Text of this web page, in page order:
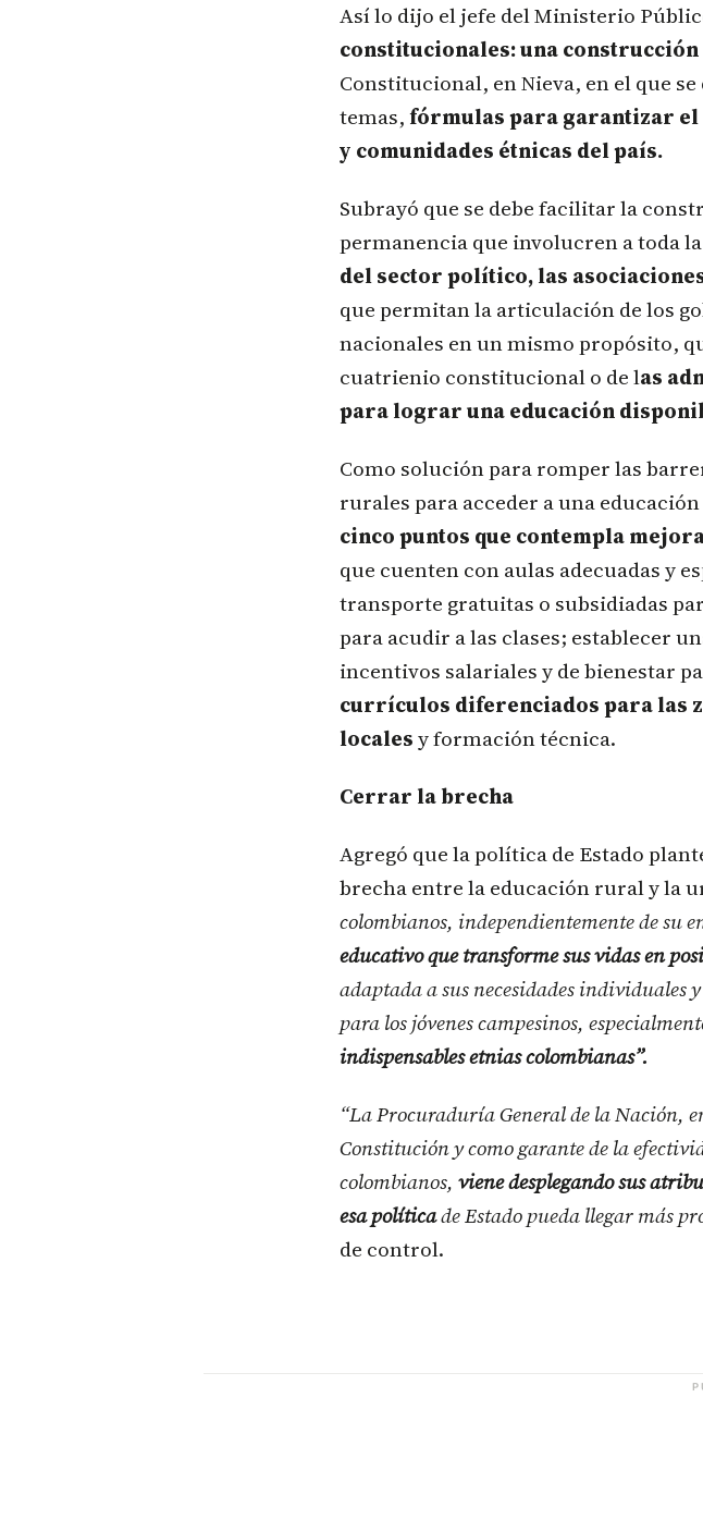
Así lo dijo el jefe del Ministerio
constitucionales: una construcción
Constitucional, en Nieva, en el que
temas,fórmulas para garantizar el
y comunidades étnicas del país.
Subrayó que se debe facilitar la
permanencia que involucren a toda
del sector político, las
que permitan la articulación de los
nacionales en un mismo propósito,
cuatrienio constitucional o de las
para lograr una educación
​Como solución para romper las
rurales para acceder a una
cinco puntos que contempla
que cuenten con aulas adecuadas y
transporte gratuitas o subsidiadas
para acudir a las clases; establecer
incentivos salariales y de bienestar
currículos diferenciados para las
localesy formación técnica.
Cerrar la brecha
Agregó que la política de Estado
brecha entre la educación rural y la
colombianos, independientemente de su
educativo que transforme sus vidas en
adaptada a sus necesidades
para los jóvenes campesinos,
indispensables etnias colombianas”.
“La Procuraduría General de la Nación,
Constitución y como garante de la
colombianos, viene desplegando sus
esa políticade Estado pueda llegar más
de control.​